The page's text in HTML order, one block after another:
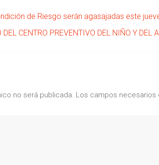
de Riesgo serán agasajadas este
DEL CENTRO PREVENTIVO DEL NIÑO Y DEL
no será publicada. Los campos